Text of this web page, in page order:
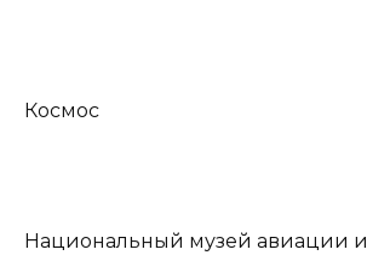
Космос
Национальный музей авиации и